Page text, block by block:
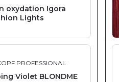
oxydation Igora
Lights
PROFESSIONAL
Violet BLONDME